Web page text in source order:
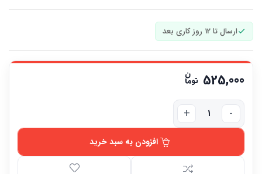
ارسال تا 12 روز کاری بعد
525,000
افزودن به سبد خرید